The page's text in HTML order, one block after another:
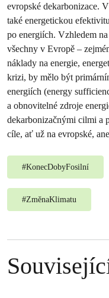
evropské dekarbonizace.
také energetickou
po energiích. Vzhledem
všechny v Evropě –
náklady na energie,
krizi, by mělo být
energiích (energy
a obnovitelné zdroje
dekarbonizačnými cilmi a
cíle, ať už na evropské,
#KonecDobyFosilní
#ZměnaKlimatu